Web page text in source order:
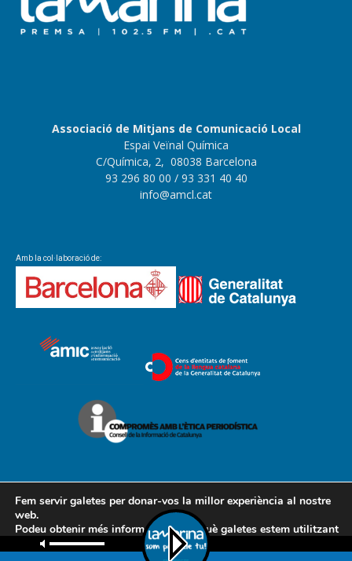
Associació de Mitjans de Comunicació Local
Espai Veïnal Química
C/Química, 2, 08038 Barcelona
93 296 80 00 / 93 331 40 40
info@amcl.cat
Amb la col·laboració de:
Contacte Avís legal Política de cookies
Política de privacitat
AMCL
Fem servir galetes per donar-vos la millor experiència al nostre
web.
Podeu obtenir més informació sobre què galetes estem utilitzant
o desactivar-les a la
configuració.